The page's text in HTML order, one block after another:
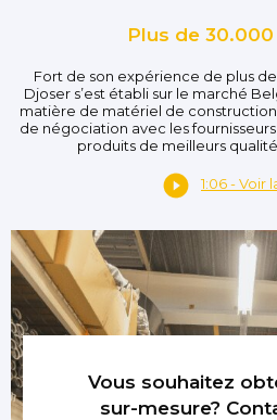
Plus de
Fort de son expérience de plus de
Djoser s’est établi sur le marché
matière de matériel de
de négociation avec les
produits de meilleurs
1:06 - Voir
Vous souhaitez
sur-mesure?